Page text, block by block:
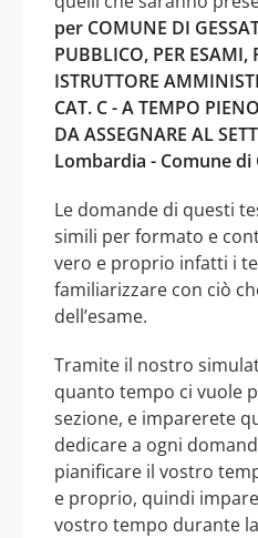
per COMUNE DI
PUBBLICO, PER ESAMI,
ISTRUTTORE
CAT. C - A TEMPO
DA ASSEGNARE AL
Lombardia - Comune di
Le domande di questi
simili per formato e
vero e proprio infatti i
familiarizzare con ciò
dell’esame.
Tramite il nostro
quanto tempo ci vuole
sezione, e imparerete
dedicare a ogni
pianificare il vostro
e proprio, quindi
vostro tempo durante